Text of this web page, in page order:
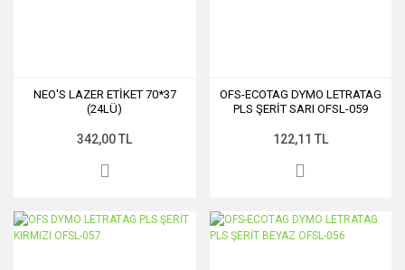
NEO'S LAZER ETİKET 70*37
(24LÜ)
342,00 TL
OFS-ECOTAG DYMO LETRATAG
PLS ŞERİT SARI OFSL-059
122,11 TL